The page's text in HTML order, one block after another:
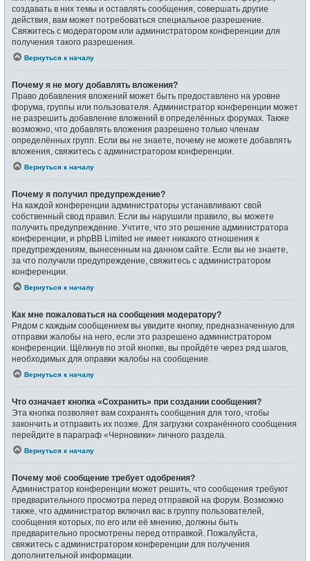
создавать в них темы и оставлять сообщения, совершать другие
действия, вам может потребоваться специальное разрешение.
Свяжитесь с модератором или администратором конференции для
получения такого разрешения.
Вернуться к началу
Почему я не могу добавлять вложения?
Право добавления вложений может быть предоставлено на уровне
форума, группы или пользователя. Администратор конференции может
не разрешить добавление вложений в определённых форумах. Также
возможно, что добавлять вложения разрешено только членам
определённых групп. Если вы не знаете, почему не можете добавлять
вложения, свяжитесь с администратором конференции.
Вернуться к началу
Почему я получил предупреждение?
На каждой конференции администраторы устанавливают свой
собственный свод правил. Если вы нарушили правило, вы можете
получить предупреждение. Учтите, что это решение администратора
конференции, и phpBB Limited не имеет никакого отношения к
предупреждениям, вынесенным на данном сайте. Если вы не знаете,
за что получили предупреждение, свяжитесь с администратором
конференции.
Вернуться к началу
Как мне пожаловаться на сообщения модератору?
Рядом с каждым сообщением вы увидите кнопку, предназначенную для
отправки жалобы на него, если это разрешено администратором
конференции. Щёлкнув по этой кнопке, вы пройдёте через ряд шагов,
необходимых для оправки жалобы на сообщение.
Вернуться к началу
Что означает кнопка «Сохранить» при создании сообщения?
Эта кнопка позволяет вам сохранять сообщения для того, чтобы
закончить и отправить их позже. Для загрузки сохранённого сообщения
перейдите в параграф «Черновики» личного раздела.
Вернуться к началу
Почему моё сообщение требует одобрения?
Администратор конференции может решить, что сообщения требуют
предварительного просмотра перед отправкой на форум. Возможно
также, что администратор включил вас в группу пользователей,
сообщения которых, по его или её мнению, должны быть
предварительно просмотрены перед отправкой. Пожалуйста,
свяжитесь с администратором конференции для получения
дополнительной информации.